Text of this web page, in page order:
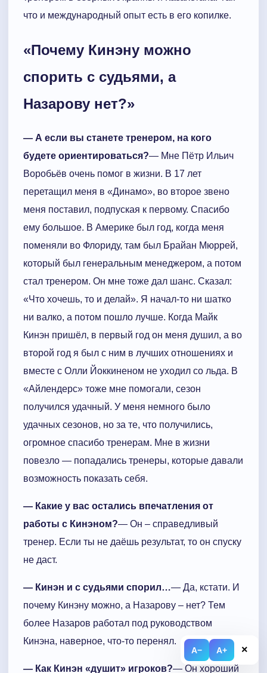
A− A+ ×
что и международный опыт есть в его копилке.
«Почему Кинэну можно
спорить с судьями, а
Назарову нет?»
— А если вы станете тренером, на кого
будете ориентироваться?— Мне Пётр Ильич
Воробьёв очень помог в жизни. В 17 лет
перетащил меня в «Динамо», во второе звено
меня поставил, подпуская к первому. Спасибо
ему большое. В Америке был год, когда меня
поменяли во Флориду, там был Брайан Мюррей,
который был генеральным менеджером, а потом
стал тренером. Он мне тоже дал шанс. Сказал:
«Что хочешь, то и делай». Я начал-то ни шатко
ни валко, а потом пошло лучше. Когда Майк
Кинэн пришёл, в первый год он меня душил, а во
второй год я был с ним в лучших отношениях и
вместе с Олли Йоккиненом не уходил со льда. В
«Айлендерс» тоже мне помогали, сезон
получился удачный. У меня немного было
удачных сезонов, но за те, что получились,
огромное спасибо тренерам. Мне в жизни
повезло — попадались тренеры, которые давали
возможность показать себя.
— Какие у вас остались впечатления от
работы с Кинэном?— Он – справедливый
тренер. Если ты не даёшь результат, то он спуску
не даст.
— Кинэн и с судьями спорил…— Да, кстати. И
почему Кинэну можно, а Назарову – нет? Тем
более Назаров работал под руководством
Кинэна, наверное, что-то перенял.
— Как Кинэн «душит» игроков?— Он хороший